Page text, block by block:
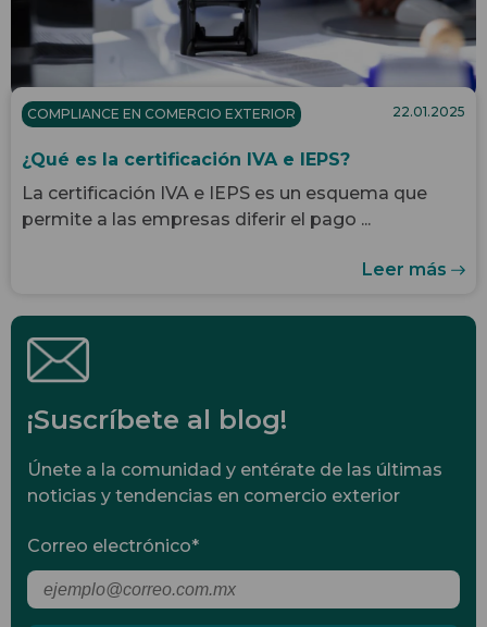
Leer más
La certificación IVA e IEPS es un esquema que
permite a las empresas diferir el pago ...
¡Suscríbete al blog!
Únete a la comunidad y entérate de las últimas